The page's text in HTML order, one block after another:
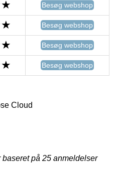
Besøg webshop
Besøg webshop
Besøg webshop
Besøg webshop
Cloud
baseret på 25 anmeldelser